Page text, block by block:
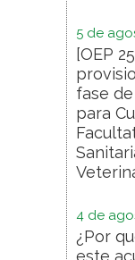
5 de
[OEP
fase
para
4 de
¿Por
este